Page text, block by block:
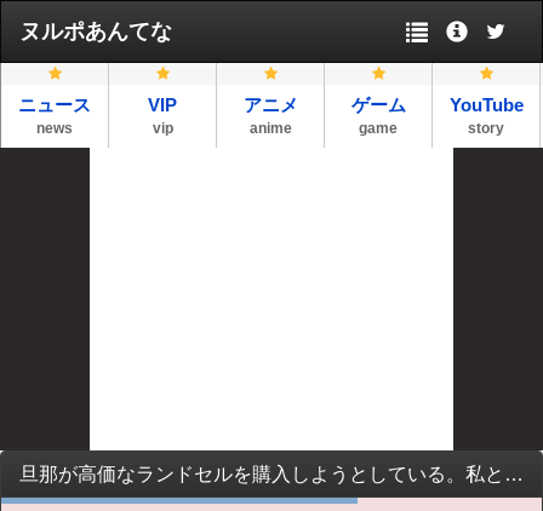
ヌルポあんてな
ニュース
news
VIP
vip
アニメ
anime
ゲーム
game
YouTube
story
旦那が高価なランドセルを購入しようとしている。私としてはランドセルを安物にして他のものにお金をかけてほしい